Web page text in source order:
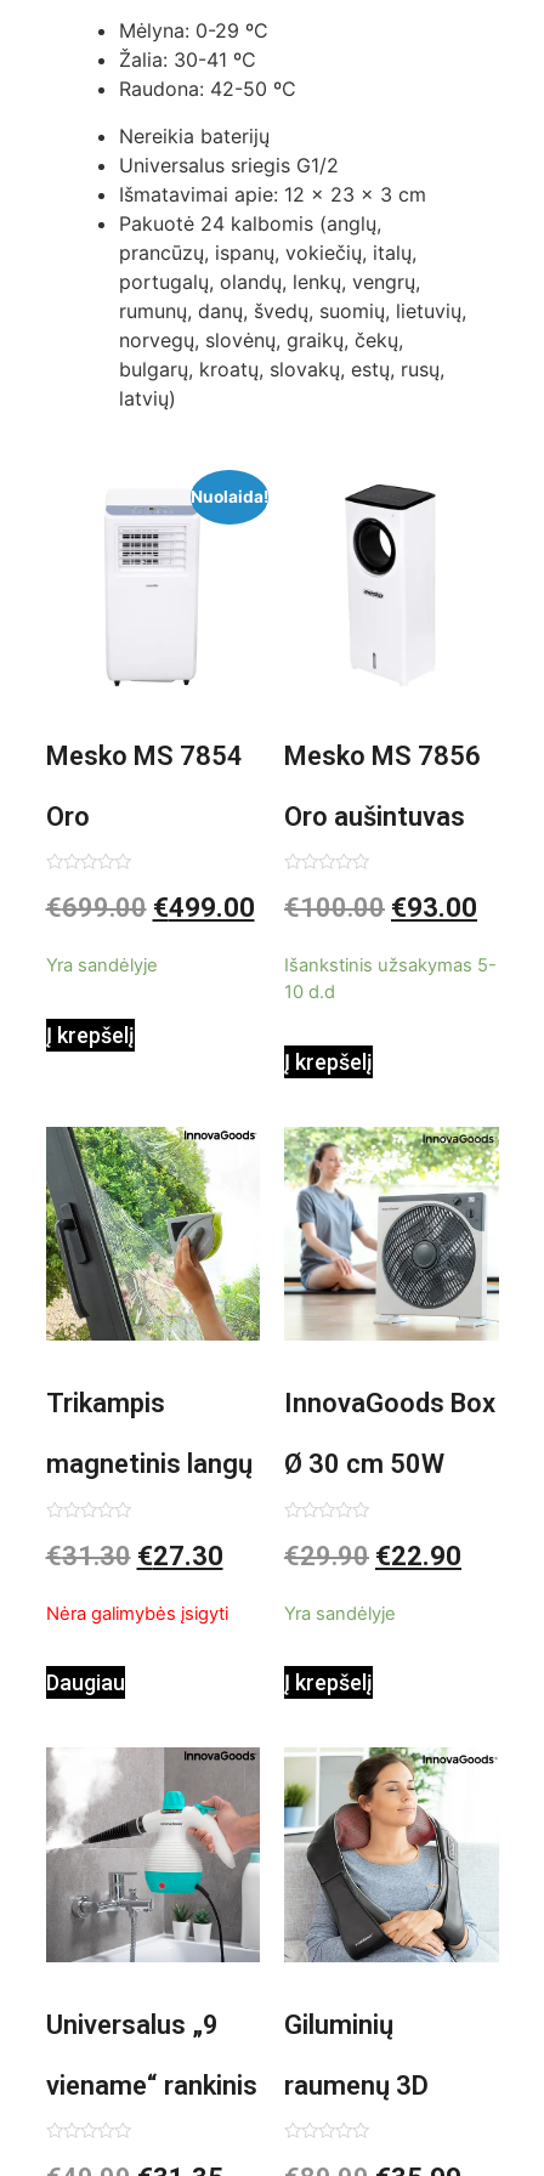
Mėlyna: 0-29 ºC
Žalia: 30-41 ºC
Raudona: 42-50 ºC
Nereikia baterijų
Universalus sriegis G1/2
Išmatavimai apie: 12 x 23 x 3 cm
Pakuotė 24 kalbomis (anglų,
prancūzų, ispanų, vokiečių, italų,
portugalų, olandų, lenkų, vengrų,
rumunų, danų, švedų, suomių, lietuvių,
norvegų, slovėnų, graikų, čekų,
bulgarų, kroatų, slovakų, estų, rusų,
latvių)
Nuolaida!
Mesko MS 7854
Oro
kondicionierius
0
iš
€699.00 €499.00
Yra sandėlyje
Į krepšelį
Mesko MS 7856
Oro aušintuvas
be ašmenų 3in1
0
iš
€100.00 €93.00
Išankstinis užsakymas 5-
10 d.d
Į krepšelį
Trikampis
magnetinis langų
valiklis Klinmag
0
iš
€31.30 €27.30
Nėra galimybės įsigyti
Daugiau
InnovaGoods Box
Ø 30 cm 50W
Baltai pilkas
0
iš
€29.90 €22.90
Yra sandėlyje
Į krepšelį
Universalus „9
viename“ rankinis
garintuvas su
0
Giluminių
raumenų 3D
elektrinis
0